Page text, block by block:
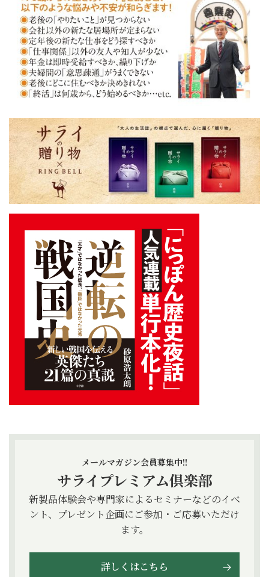
メールマガジン会員募集中!!
サライプレミアム倶楽部
新製品体験会や専門家によるセミナーなどのイベ
ント、プレゼント企画にご参加・ご応募いただけ
ます。
詳しくはこちら